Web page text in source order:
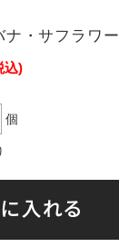
ナ・サフラワー
込)
個